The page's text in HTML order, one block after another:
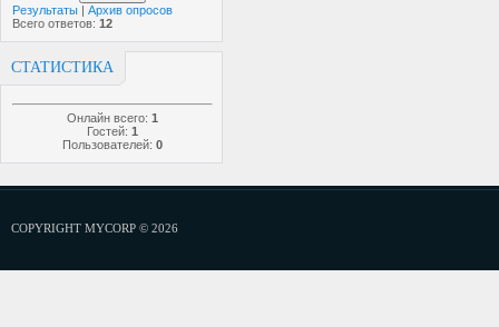
Результаты | Архив опросов
Всего ответов: 12
СТАТИСТИКА
Онлайн всего: 1
Гостей: 1
Пользователей: 0
COPYRIGHT MYCORP © 2026